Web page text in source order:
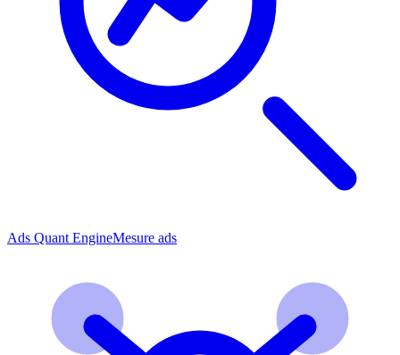
Ads Quant EngineMesure ads